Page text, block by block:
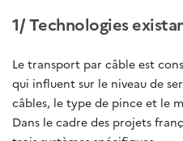
1/ Technologies
Le transport par câble est
qui influent sur le niveau de
câbles, le type de pince et le
Dans le cadre des projets